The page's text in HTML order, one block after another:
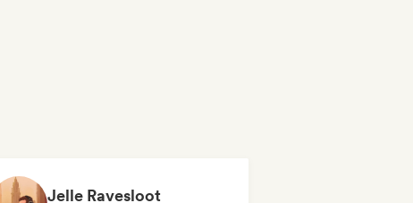
Jelle Ravesloot